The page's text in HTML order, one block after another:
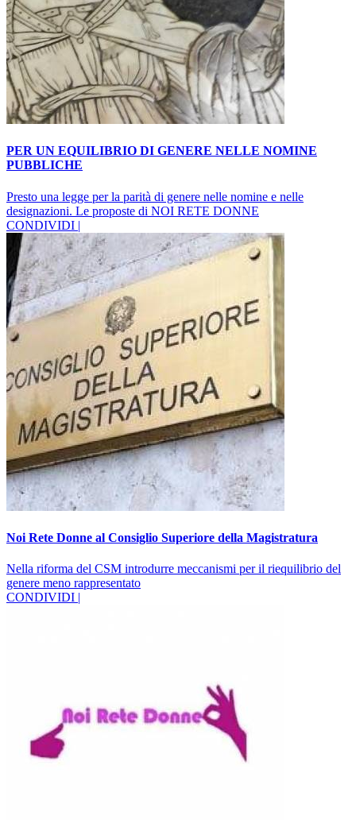
PER UN EQUILIBRIO DI GENERE NELLE NOMINE
PUBBLICHE
Presto una legge per la parità di genere nelle nomine e nelle
designazioni. Le proposte di NOI RETE DONNE
CONDIVIDI |
Noi Rete Donne al Consiglio Superiore della Magistratura
Nella riforma del CSM introdurre meccanismi per il riequilibrio del
genere meno rappresentato
CONDIVIDI |